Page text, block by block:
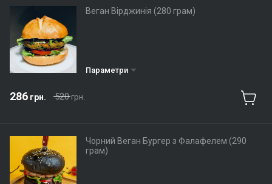
Веган Вірджинія (280 грам)
Параметри
520грн.
286 грн.
Чорний Веган Бургер з Фалафелем (290
грам)